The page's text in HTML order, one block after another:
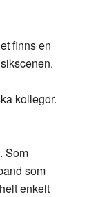
finns en
kollegor.
Som
som
enkelt